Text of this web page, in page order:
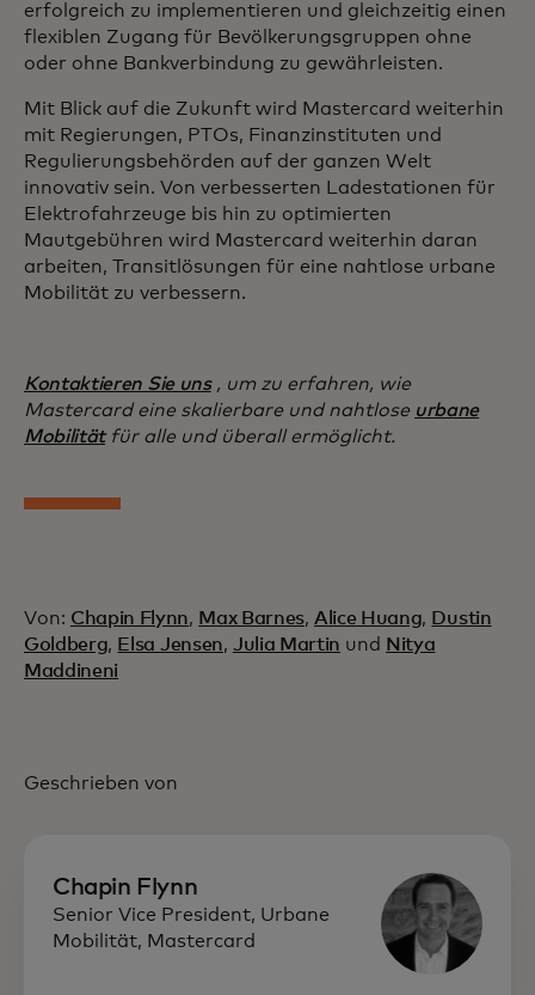
erfolgreich zu implementieren und gleichzeitig einen
flexiblen Zugang für Bevölkerungsgruppen ohne
oder ohne Bankverbindung zu gewährleisten.
Mit Blick auf die Zukunft wird Mastercard weiterhin
mit Regierungen, PTOs, Finanzinstituten und
Regulierungsbehörden auf der ganzen Welt
innovativ sein. Von verbesserten Ladestationen für
Elektrofahrzeuge bis hin zu optimierten
Mautgebühren wird Mastercard weiterhin daran
arbeiten, Transitlösungen für eine nahtlose urbane
Mobilität zu verbessern.
Kontaktieren Sie uns, um zu erfahren, wie
Mastercard eine skalierbare und nahtlose urbane
Mobilitätfür alle und überall ermöglicht.
Von: Chapin Flynn, Max Barnes, Alice Huang, Dustin
Goldberg, Elsa Jensen, Julia Martin und Nitya
Maddineni
Geschrieben von
Chapin Flynn
Senior Vice President, Urbane
Mobilität, Mastercard